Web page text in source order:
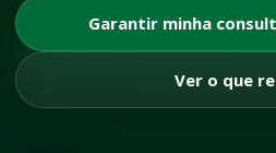
Garantir minha
Ver o que